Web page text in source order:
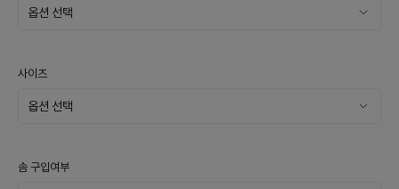
사이즈
솜 구입여부